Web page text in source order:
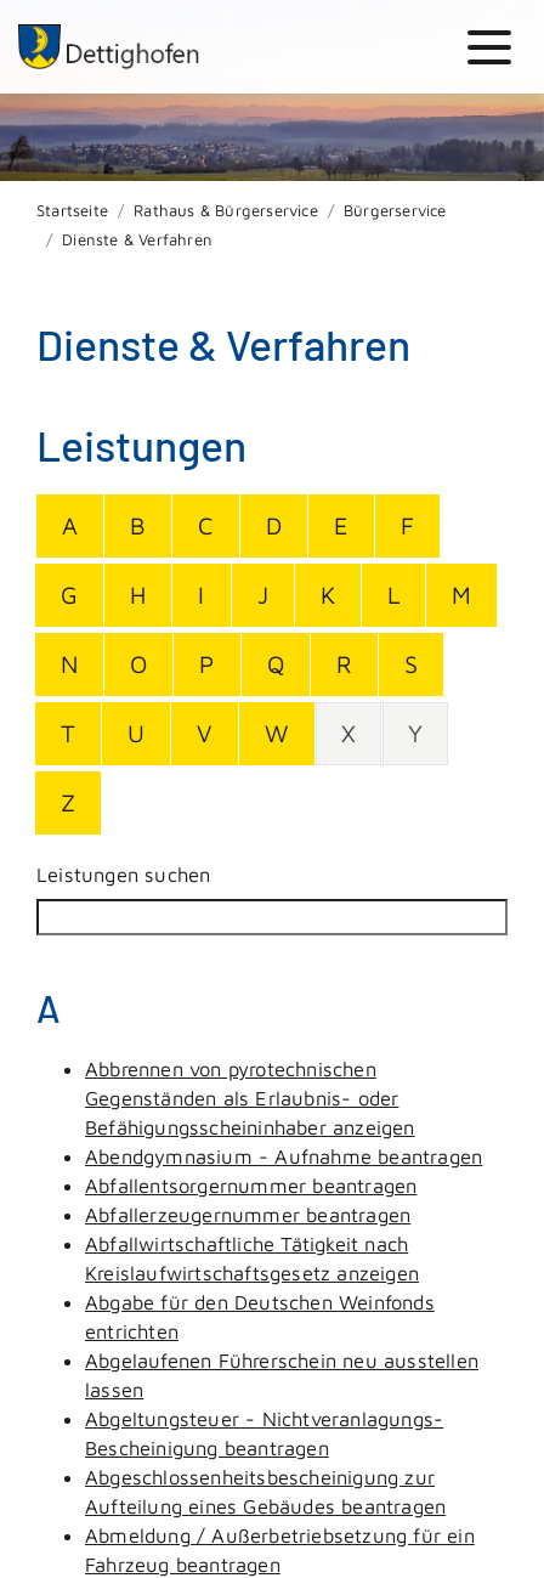
Startseite Rathaus & Bürgerservice
Bürgerservice
Dienste & Verfahren
Dienste & Verfahren
Leistungen
A B C D E F
G H I J K L M
N O P Q R S
T U V W X Y
Z
Leistungen suchen
A
Abbrennen von pyrotechnischen
Gegenständen als Erlaubnis- oder
Befähigungsscheininhaber anzeigen
Abendgymnasium - Aufnahme beantragen
Abfallentsorgernummer beantragen
Abfallerzeugernummer beantragen
Abfallwirtschaftliche Tätigkeit nach
Kreislaufwirtschaftsgesetz anzeigen
Abgabe für den Deutschen Weinfonds
entrichten
Abgelaufenen Führerschein neu ausstellen
lassen
Abgeltungsteuer - Nichtveranlagungs-
Bescheinigung beantragen
Abgeschlossenheitsbescheinigung zur
Aufteilung eines Gebäudes beantragen
Abmeldung / Außerbetriebsetzung für ein
Fahrzeug beantragen